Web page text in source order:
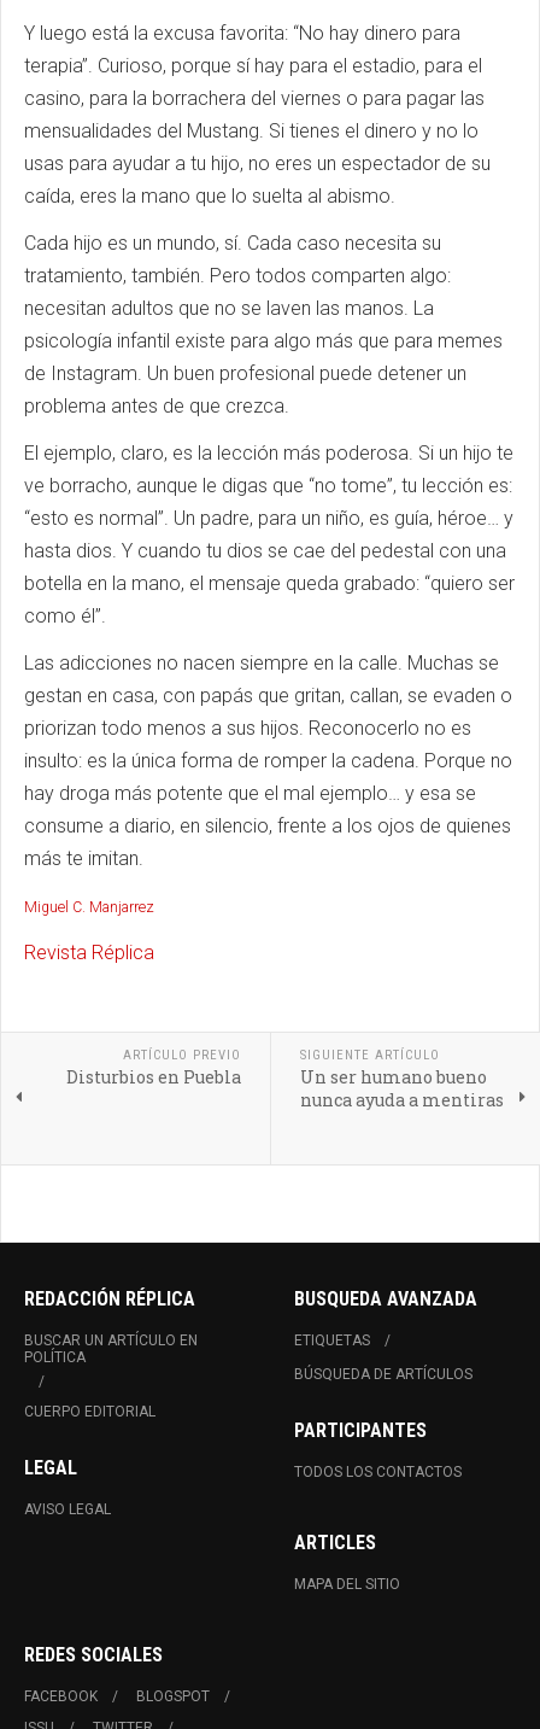
Y luego está la excusa favorita: “No hay dinero para
terapia”. Curioso, porque sí hay para el estadio, para el
casino, para la borrachera del viernes o para pagar las
mensualidades del Mustang. Si tienes el dinero y no lo
usas para ayudar a tu hijo, no eres un espectador de su
caída, eres la mano que lo suelta al abismo.
Cada hijo es un mundo, sí. Cada caso necesita su
tratamiento, también. Pero todos comparten algo:
necesitan adultos que no se laven las manos. La
psicología infantil existe para algo más que para memes
de Instagram. Un buen profesional puede detener un
problema antes de que crezca.
El ejemplo, claro, es la lección más poderosa. Si un hijo te
ve borracho, aunque le digas que “no tome”, tu lección es:
“esto es normal”. Un padre, para un niño, es guía, héroe… y
hasta dios. Y cuando tu dios se cae del pedestal con una
botella en la mano, el mensaje queda grabado: “quiero ser
como él”.
Las adicciones no nacen siempre en la calle. Muchas se
gestan en casa, con papás que gritan, callan, se evaden o
priorizan todo menos a sus hijos. Reconocerlo no es
insulto: es la única forma de romper la cadena. Porque no
hay droga más potente que el mal ejemplo… y esa se
consume a diario, en silencio, frente a los ojos de quienes
más te imitan.
Miguel C. Manjarrez
Revista Réplica
ARTÍCULO PREVIO
Disturbios en Puebla
SIGUIENTE ARTÍCULO
Un ser humano bueno
nunca ayuda a mentiras
REDACCIÓN RÉPLICA
BUSCAR UN ARTÍCULO EN
POLÍTICA
CUERPO EDITORIAL
LEGAL
AVISO LEGAL
BUSQUEDA AVANZADA
ETIQUETAS
BÚSQUEDA DE ARTÍCULOS
PARTICIPANTES
TODOS LOS CONTACTOS
ARTICLES
MAPA DEL SITIO
REDES SOCIALES
FACEBOOK
BLOGSPOT